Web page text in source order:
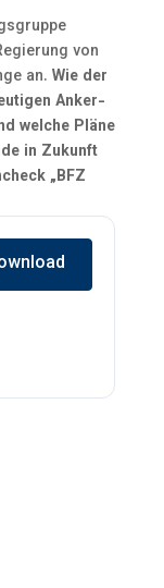
von
an. Wie der
Anker-
welche Pläne
in Zukunft
„BFZ